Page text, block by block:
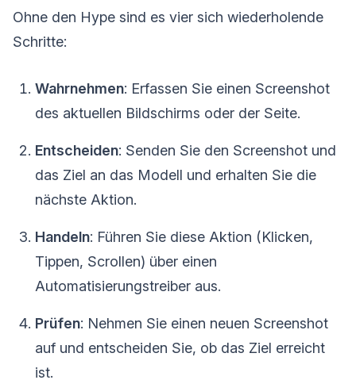
Ohne den Hype sind es vier sich wiederholende
Schritte:
Wahrnehmen: Erfassen Sie einen Screenshot
des aktuellen Bildschirms oder der Seite.
Entscheiden: Senden Sie den Screenshot und
das Ziel an das Modell und erhalten Sie die
nächste Aktion.
Handeln: Führen Sie diese Aktion (Klicken,
Tippen, Scrollen) über einen
Automatisierungstreiber aus.
Prüfen: Nehmen Sie einen neuen Screenshot
auf und entscheiden Sie, ob das Ziel erreicht
ist.